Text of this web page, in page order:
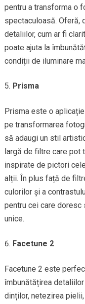
pentru a transforma o
spectaculoasă. Oferă,
detaliilor, cum ar fi
poate ajuta la
condiții de iluminare
Prisma
Prisma este o
pe transformarea
să adaugi un stil
largă de filtre care pot
inspirate de pictori
alții. În plus față de
culorilor și a
pentru cei care
unice.
Facetune 2
Facetune 2 este
îmbunătățirea
dinților, netezirea